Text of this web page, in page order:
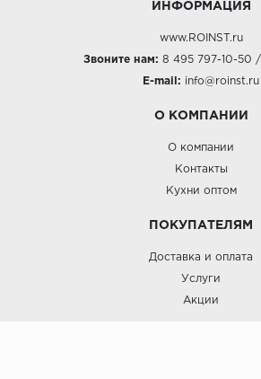
ИНФОРМАЦИЯ
www.ROINST.ru
Звоните нам: 8 495 797-10-50 /
E-mail: info@roinst.ru
О КОМПАНИИ
О компании
Контакты
Кухни оптом
ПОКУПАТЕЛЯМ
Доставка и оплата
Услуги
Акции